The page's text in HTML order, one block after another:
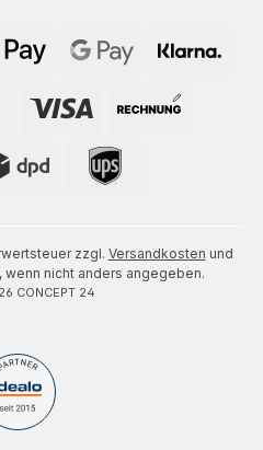
zzgl. Versandkosten und
wenn nicht anders angegeben.
CONCEPT 24